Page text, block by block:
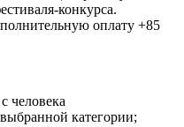
конкурса.
оплату +85
человека
категории;